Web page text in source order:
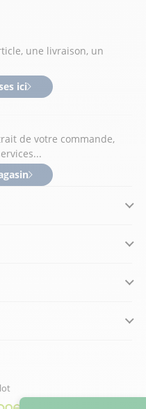
une livraison, un
ici
de votre commande,